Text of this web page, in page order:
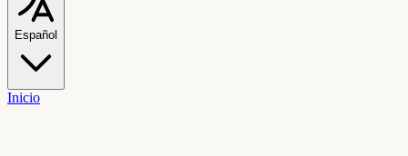
Español
Inicio